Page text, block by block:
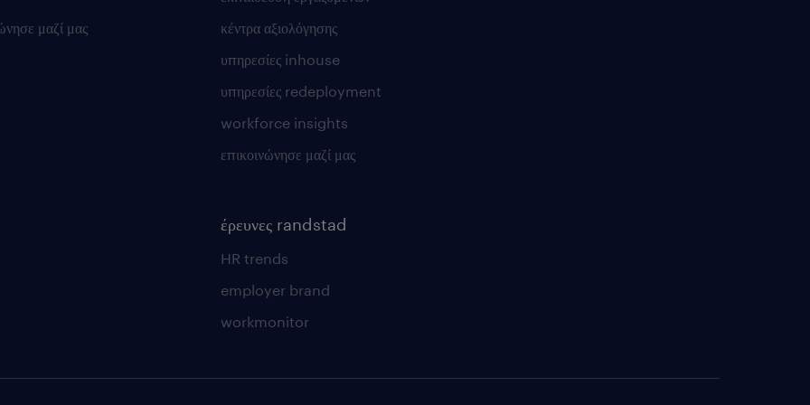
μαζί μας
κέντρα αξιολόγησης
υπηρεσίες inhouse
υπηρεσίες redeployment
workforce insights
επικοινώνησε μαζί μας
έρευνες randstad
HR trends
employer brand
workmonitor